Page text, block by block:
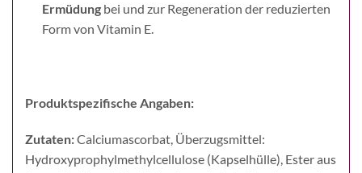
Ermüdungbei und zur Regeneration der reduzierten
Form von Vitamin E.
Produktspezifische Angaben:
Zutaten:Calciumascorbat, Überzugsmittel:
Hydroxyprophyl­methylcellulose (Kapselhülle), Ester aus